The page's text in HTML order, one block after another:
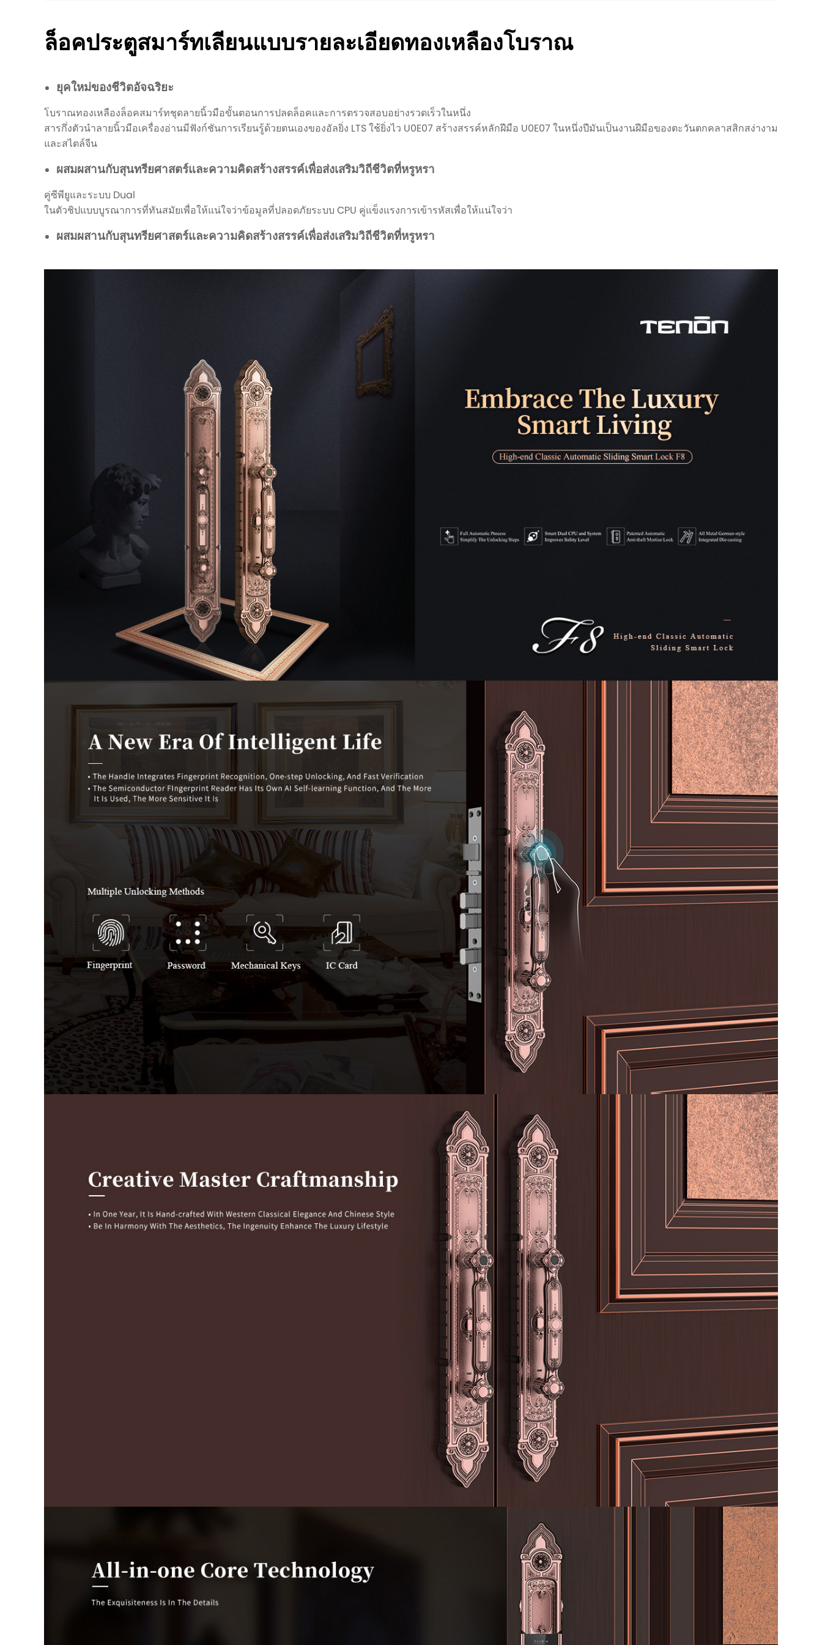
ล็อคประตูสมาร์ทเลียนแบบรายละเอียดทองเหลืองโบราณ
ยุคใหม่ของชีวิตอัจฉริยะ
โบราณทองเหลืองล็อคสมาร์ทชุดลายนิ้วมือขั้นตอนการปลดล็อคและการตรวจสอบอย่างรวดเร็วในหนึ่ง
สารกึ่งตัวนำลายนิ้วมือเครื่องอ่านมีฟังก์ชันการเรียนรู้ด้วยตนเองของอัลยิ่ง LTS ใช้ยิ่งไว U0E07 สร้างสรรค์หลักฝีมือ U0E07 ในหนึ่งปีมันเป็นงานฝีมือของตะวันตกคลาสสิกสง่างาม
และสไตล์จีน
ผสมผสานกับสุนทรียศาสตร์และความคิดสร้างสรรค์เพื่อส่งเสริมวิถีชีวิตที่หรูหรา
คู่ซีพียูและระบบ Dual
ในตัวชิปแบบบูรณาการที่ทันสมัยเพื่อให้แน่ใจว่าข้อมูลที่ปลอดภัยระบบ CPU คู่แข็งแรงการเข้ารหัสเพื่อให้แน่ใจว่า
ผสมผสานกับสุนทรียศาสตร์และความคิดสร้างสรรค์เพื่อส่งเสริมวิถีชีวิตที่หรูหรา